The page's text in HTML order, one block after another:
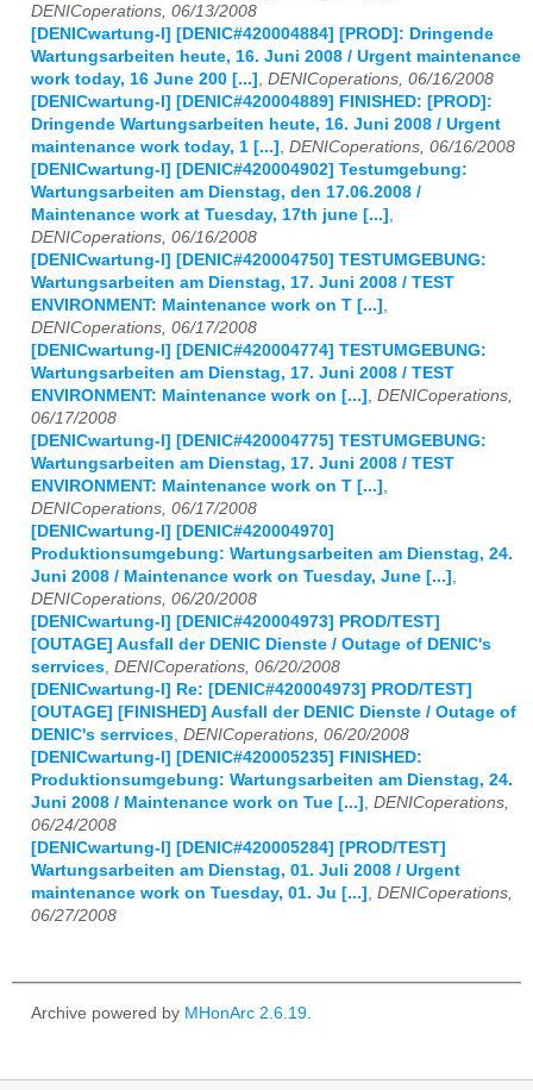
DENICoperations, 06/13/2008
[DENICwartung-l] [DENIC#420004884] [PROD]: Dringende
Wartungsarbeiten heute, 16. Juni 2008 / Urgent maintenance
work today, 16 June 200 [...] DENICoperations, 06/16/2008
[DENICwartung-l] [DENIC#420004889] FINISHED: [PROD]:
Dringende Wartungsarbeiten heute, 16. Juni 2008 / Urgent
maintenance work today, 1 [...] DENICoperations, 06/16/2008
[DENICwartung-l] [DENIC#420004902] Testumgebung:
Wartungsarbeiten am Dienstag, den 17.06.2008 /
Maintenance work at Tuesday, 17th june [...]
DENICoperations, 06/16/2008
[DENICwartung-l] [DENIC#420004750] TESTUMGEBUNG:
Wartungsarbeiten am Dienstag, 17. Juni 2008 / TEST
ENVIRONMENT: Maintenance work on T [...]
DENICoperations, 06/17/2008
[DENICwartung-l] [DENIC#420004774] TESTUMGEBUNG:
Wartungsarbeiten am Dienstag, 17. Juni 2008 / TEST
ENVIRONMENT: Maintenance work on [...] DENICoperations,
06/17/2008
[DENICwartung-l] [DENIC#420004775] TESTUMGEBUNG:
Wartungsarbeiten am Dienstag, 17. Juni 2008 / TEST
ENVIRONMENT: Maintenance work on T [...]
DENICoperations, 06/17/2008
[DENICwartung-l] [DENIC#420004970]
Produktionsumgebung: Wartungsarbeiten am Dienstag, 24.
Juni 2008 / Maintenance work on Tuesday, June [...]
DENICoperations, 06/20/2008
[DENICwartung-l] [DENIC#420004973] PROD/TEST]
[OUTAGE] Ausfall der DENIC Dienste / Outage of DENIC's
serrvices DENICoperations, 06/20/2008
[DENICwartung-l] Re: [DENIC#420004973] PROD/TEST]
[OUTAGE] [FINISHED] Ausfall der DENIC Dienste / Outage of
DENIC's serrvices DENICoperations, 06/20/2008
[DENICwartung-l] [DENIC#420005235] FINISHED:
Produktionsumgebung: Wartungsarbeiten am Dienstag, 24.
Juni 2008 / Maintenance work on Tue [...] DENICoperations,
06/24/2008
[DENICwartung-l] [DENIC#420005284] [PROD/TEST]
Wartungsarbeiten am Dienstag, 01. Juli 2008 / Urgent
maintenance work on Tuesday, 01. Ju [...] DENICoperations,
06/27/2008
Archive powered by MHonArc 2.6.19